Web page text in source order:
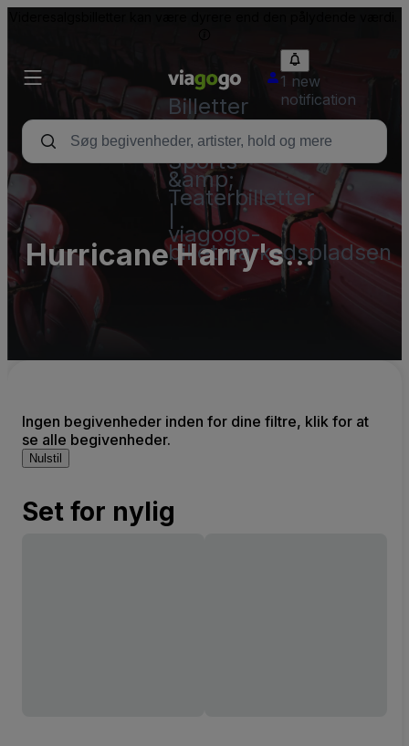
Billetter
-
Koncert-,
Sports-
&amp;
Teaterbilletter
viagogo-
billetmarkedspladsen
1 new
notification
Hurricane Harry's
Parking Lots (InActive)
Ingen begivenheder inden for dine filtre, klik for at
se alle begivenheder.
Nulstil
Set for nylig